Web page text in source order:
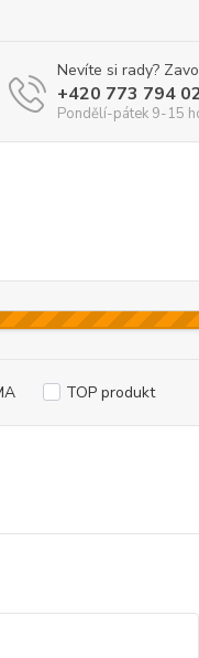
Nevíte si rady?
+420 773 794
Pondělí-pátek 9-15
TOP produkt